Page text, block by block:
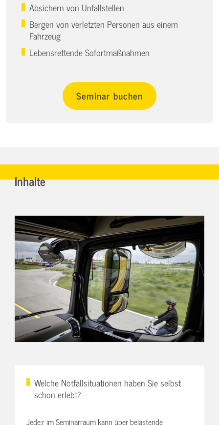
Absichern von Unfallstellen
Bergen von verletzten Personen aus einem
Fahrzeug
Lebensrettende Sofortmaßnahmen
Seminar buchen
Inhalte
Welche Notfallsituationen haben Sie selbst
schon erlebt?
Jede:r im Seminarraum kann über belastende